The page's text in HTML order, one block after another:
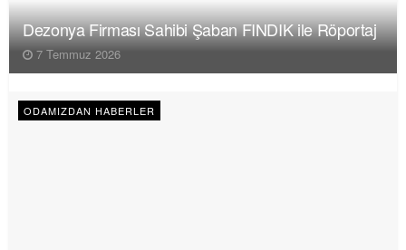
Dezonya Firması Sahibi Şaban FINDIK ile Röportaj
7 Temmuz 2026
ODAMIZDAN HABERLER